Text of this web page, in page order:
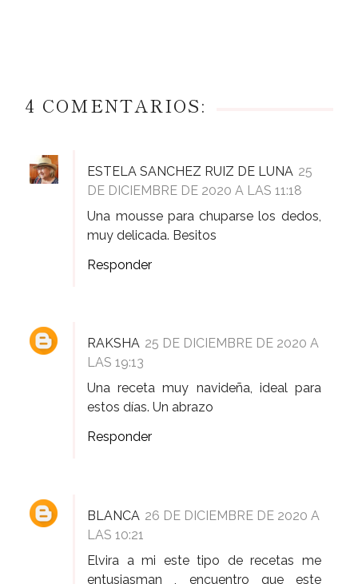
4 COMENTARIOS:
ESTELA SANCHEZ RUIZ DE LUNA 25
DE DICIEMBRE DE 2020 A LAS 11:18
Una mousse para chuparse los dedos,
muy delicada. Besitos
Responder
RAKSHA 25 DE DICIEMBRE DE 2020 A
LAS 19:13
Una receta muy navideña, ideal para
estos días. Un abrazo
Responder
BLANCA 26 DE DICIEMBRE DE 2020 A
LAS 10:21
Elvira a mi este tipo de recetas me
entusiasman , encuentro que este